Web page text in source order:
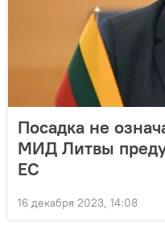
Посадка не
МИД Литвы
ЕС
16 декабря 2023, 14:08